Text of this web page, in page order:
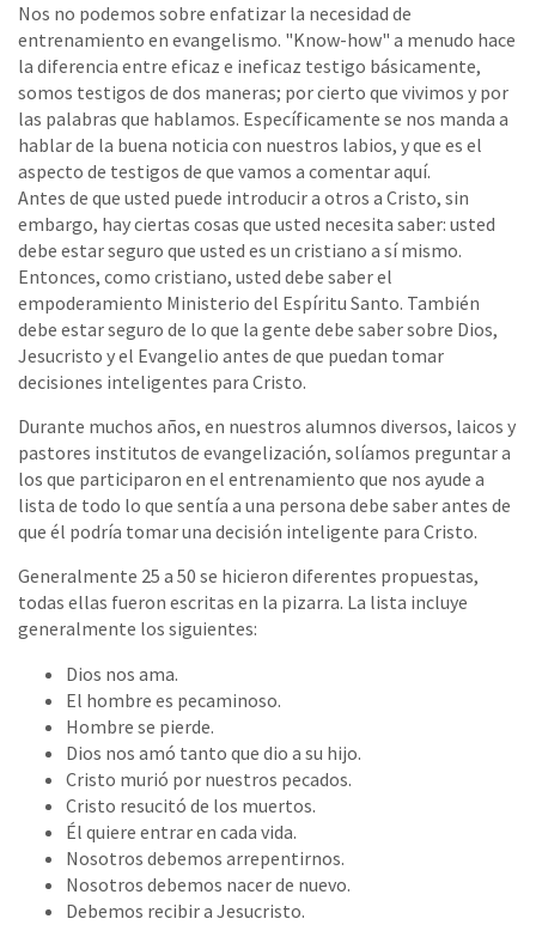
Nos no podemos sobre enfatizar la necesidad de
entrenamiento en evangelismo. "Know-how" a menudo hace
la diferencia entre eficaz e ineficaz testigo básicamente,
somos testigos de dos maneras; por cierto que vivimos y por
las palabras que hablamos. Específicamente se nos manda a
hablar de la buena noticia con nuestros labios, y que es el
aspecto de testigos de que vamos a comentar aquí.
Antes de que usted puede introducir a otros a Cristo, sin
embargo, hay ciertas cosas que usted necesita saber: usted
debe estar seguro que usted es un cristiano a sí mismo.
Entonces, como cristiano, usted debe saber el
empoderamiento Ministerio del Espíritu Santo. También
debe estar seguro de lo que la gente debe saber sobre Dios,
Jesucristo y el Evangelio antes de que puedan tomar
decisiones inteligentes para Cristo.
Durante muchos años, en nuestros alumnos diversos, laicos y
pastores institutos de evangelización, solíamos preguntar a
los que participaron en el entrenamiento que nos ayude a
lista de todo lo que sentía a una persona debe saber antes de
que él podría tomar una decisión inteligente para Cristo.
Generalmente 25 a 50 se hicieron diferentes propuestas,
todas ellas fueron escritas en la pizarra. La lista incluye
generalmente los siguientes:
Dios nos ama.
El hombre es pecaminoso.
Hombre se pierde.
Dios nos amó tanto que dio a su hijo.
Cristo murió por nuestros pecados.
Cristo resucitó de los muertos.
Él quiere entrar en cada vida.
Nosotros debemos arrepentirnos.
Nosotros debemos nacer de nuevo.
Debemos recibir a Jesucristo.